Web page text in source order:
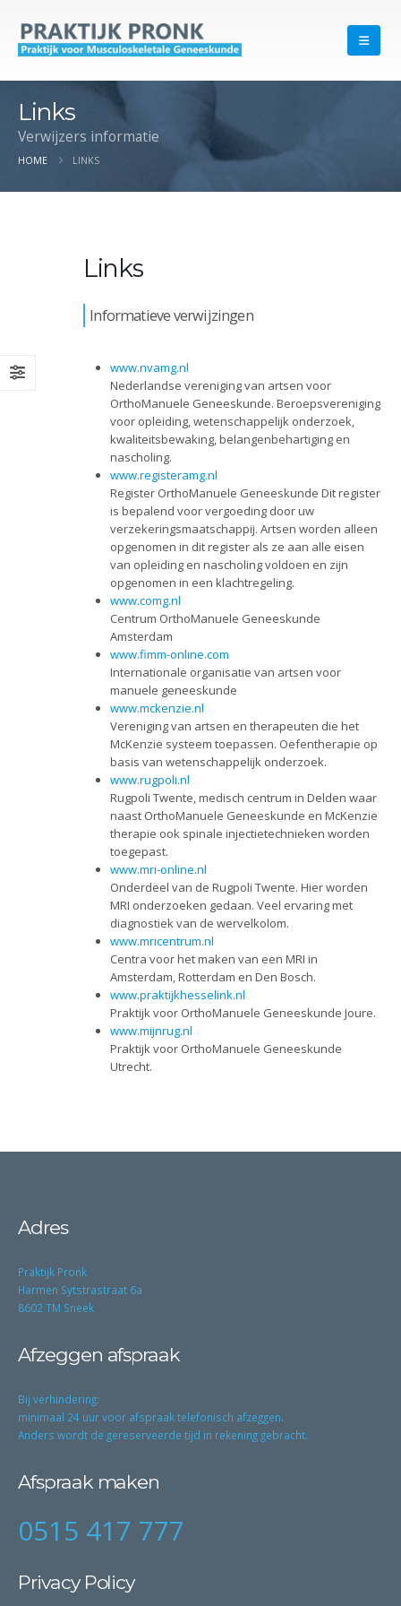
Links
Verwijzers informatie
HOME LINKS
Links
Informatieve verwijzingen
www.nvamg.nl
Nederlandse vereniging van artsen voor
OrthoManuele Geneeskunde. Beroepsvereniging
voor opleiding, wetenschappelijk onderzoek,
kwaliteitsbewaking, belangenbehartiging en
nascholing.
www.registeramg.nl
Register OrthoManuele Geneeskunde Dit register
is bepalend voor vergoeding door uw
verzekeringsmaatschappij. Artsen worden alleen
opgenomen in dit register als ze aan alle eisen
van opleiding en nascholing voldoen en zijn
opgenomen in een klachtregeling.
www.comg.nl
Centrum OrthoManuele Geneeskunde
Amsterdam
www.fimm-online.com
Internationale organisatie van artsen voor
manuele geneeskunde
www.mckenzie.nl
Vereniging van artsen en therapeuten die het
McKenzie systeem toepassen. Oefentherapie op
basis van wetenschappelijk onderzoek.
www.rugpoli.nl
Rugpoli Twente, medisch centrum in Delden waar
naast OrthoManuele Geneeskunde en McKenzie
therapie ook spinale injectietechnieken worden
toegepast.
www.mri-online.nl
Onderdeel van de Rugpoli Twente. Hier worden
MRI onderzoeken gedaan. Veel ervaring met
diagnostiek van de wervelkolom.
www.mricentrum.nl
Centra voor het maken van een MRI in
Amsterdam, Rotterdam en Den Bosch.
www.praktijkhesselink.nl
Praktijk voor OrthoManuele Geneeskunde Joure.
www.mijnrug.nl
Praktijk voor OrthoManuele Geneeskunde
Utrecht.
Adres
Praktijk Pronk
Harmen Sytstrastraat 6a
8602 TM Sneek
Afzeggen afspraak
Bij verhindering:
minimaal 24 uur voor afspraak telefonisch afzeggen.
Anders wordt de gereserveerde tijd in rekening gebracht.
Afspraak maken
0515 417 777
Privacy Policy